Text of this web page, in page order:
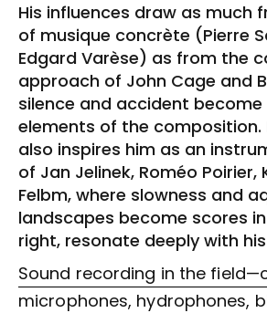
His influences draw as much
of musique concrète (Pierre
Edgard Varèse) as from the
approach of John Cage and
silence and accident
elements of the composition.
also inspires him as an
of Jan Jelinek, Roméo Poirier,
Felbm, where slowness and
landscapes become scores
right, resonate deeply with
Sound recording in the
microphones, hydrophones,